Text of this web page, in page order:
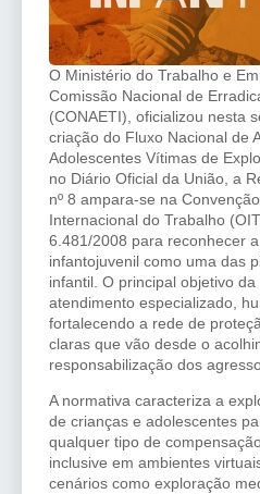
O Ministério do Trabalho e
Comissão Nacional de
(CONAETI), oficializou nesta
criação do Fluxo Nacional de
Adolescentes Vítimas de
no Diário Oficial da União, a
nº 8 ampara-se na
Internacional do Trabalho
6.481/2008 para reconhecer
infantojuvenil como uma das
infantil. O principal objetivo
atendimento especializado,
fortalecendo a rede de
claras que vão desde o
responsabilização dos
A normativa caracteriza a
de crianças e adolescentes
qualquer tipo de
inclusive em ambientes
cenários como exploração